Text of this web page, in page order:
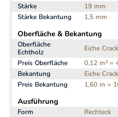
Stärke
19 mm
Stärke Bekantung
1,5 mm
Oberfläche & Bekantung
Oberfläche
Echtholz
Eiche
Preis Oberfläche
0,12 m² =
Bekantung
Eiche
Preis Bekantung
1,60 m =
Ausführung
Form
Rechteck